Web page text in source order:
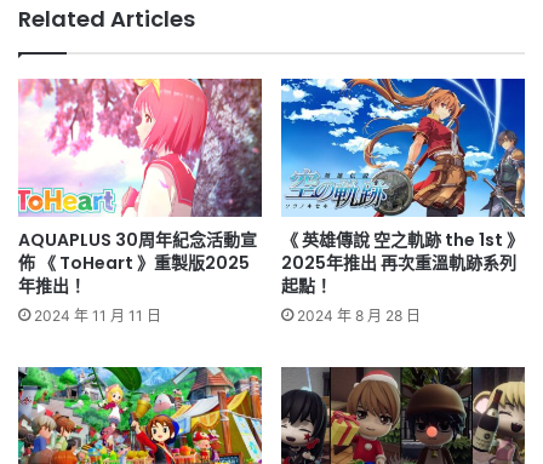
Related Articles
AQUAPLUS 30周年紀念活動宣
佈 《 ToHeart 》重製版2025
年推出！
2024 年 11 月 11 日
《 英雄傳說 空之軌跡 the 1st 》
2025年推出 再次重溫軌跡系列
起點！
2024 年 8 月 28 日